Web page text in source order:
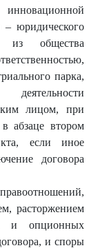
– юридического
общества
парка,
лицом, при
абзаце втором
если иное
договора
расторжением
и опционных
и споры